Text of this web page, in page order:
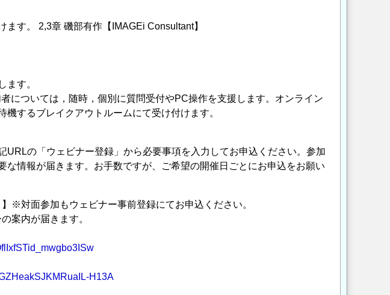
す。 2,3章 磯部有作【IMAGEi Consultant】
す。
については，随時，個別に質問受付やPC操作を支援します。オンライン
するブレイクアウトルームにて受け付けます。
URLの「ウェビナー登録」から必要事項を入力してお申込ください。参加
情報が届きます。お手数ですが、ご希望の開催日ごとにお申込をお願い
面参加もウェビナー事前登録にてお申込ください。
案内が届きます。
H13A